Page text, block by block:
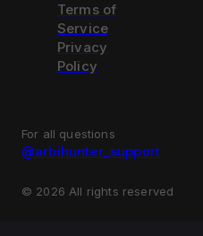
Terms of
Service
Privacy
Policy
For all questions
@arbihunter_support
© 2026 All rights reserved